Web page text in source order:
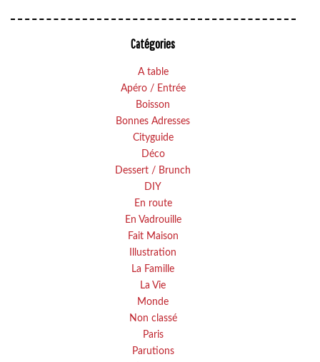
Catégories
A table
Apéro / Entrée
Boisson
Bonnes Adresses
Cityguide
Déco
Dessert / Brunch
DIY
En route
En Vadrouille
Fait Maison
Illustration
La Famille
La Vie
Monde
Non classé
Paris
Parutions